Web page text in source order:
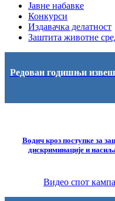
Јавне набавке
Конкурси
Издавачка делатност
Заштита животне
Редован годишњи
Водич кроз поступке за
дискриминације и
Видео спот